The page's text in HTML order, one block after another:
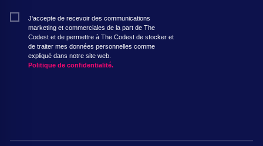
J'accepte de recevoir des communications
marketing et commerciales de la part de The
Codest et de permettre à The Codest de stocker et
de traiter mes données personnelles comme
expliqué dans notre site web.
Politique de confidentialité.